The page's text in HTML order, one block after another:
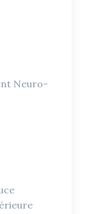
Neuro-